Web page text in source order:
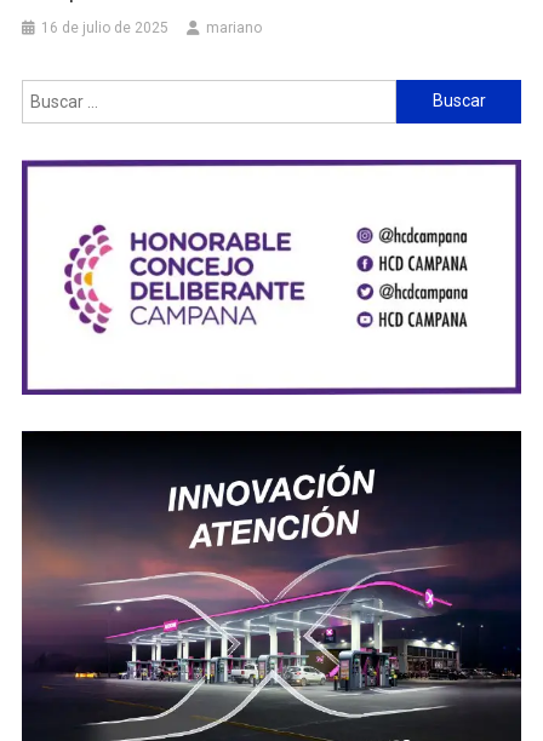
16 de julio de 2025 mariano
Buscar: